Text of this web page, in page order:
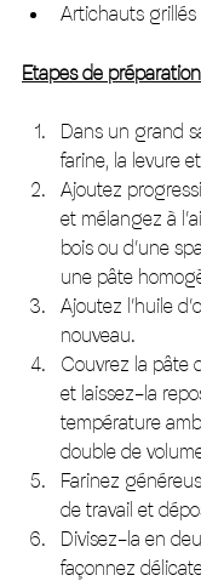
Artichauts grillés
Etapes de
Dans un grand
farine, la levure
Ajoutez
et mélangez à
bois ou d’une
une pâte
Ajoutez l’huile
nouveau.
Couvrez la pâte
et laissez-la
température
double de
Farinez
de travail et
Divisez-la en
façonnez